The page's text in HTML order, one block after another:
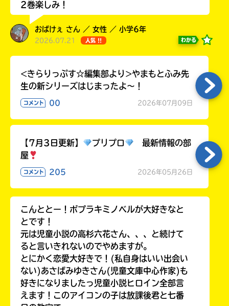
2巻楽しみ！
おばけぇ さん ／ 女性 ／ 小学6年
2026.07.21 人気 !! わかる
<きらりっぷす☆編集部より>やまもとふみ先
生の新シリーズはじまったよ～！
コメント 00 2026年07月09日
【7月3日更新】 プリプロ
最新情報の部
屋
コメント 205 2026年05月26日
こんととー！ポプラキミノベルが大好きなと
とです！
元は児童小説の高杉六花さん、、、と続けて
ると言いきれないのでやめますが。
とにかく恋愛大好きで！(私自身はいい出会い
ない)あさばみゆきさん(児童文庫中心作家)も
好きになりましたっ児童小説ヒロイン全部言
えます！このアイコンの子は放課後君と七番